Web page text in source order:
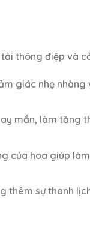
thông điệp và
giác nhẹ nhàng
mắn, làm tăng
của hoa giúp
thêm sự thanh